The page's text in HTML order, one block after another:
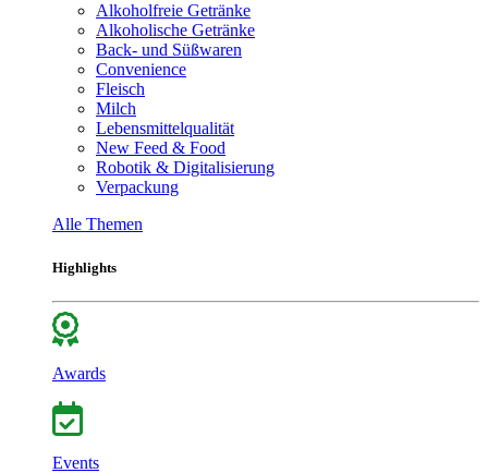
Alkoholfreie Getränke
Alkoholische Getränke
Back- und Süßwaren
Convenience
Fleisch
Milch
Lebensmittelqualität
New Feed & Food
Robotik & Digitalisierung
Verpackung
Alle Themen
Highlights
Awards
Events